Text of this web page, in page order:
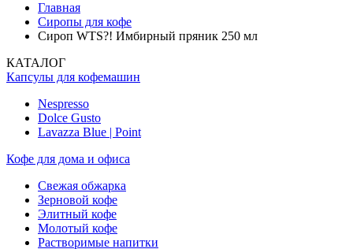
Главная
Сиропы для кофе
Сироп WTS?! Имбирный пряник 250 мл
КАТАЛОГ
Капсулы для кофемашин
Nespresso
Dolce Gusto
Lavazza Blue | Point
Кофе для дома и офиса
Свежая обжарка
Зерновой кофе
Элитный кофе
Молотый кофе
Растворимые напитки